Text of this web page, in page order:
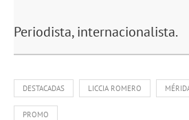
Periodista, internacionalista.
DESTACADAS LICCIA ROMERO
PROMO